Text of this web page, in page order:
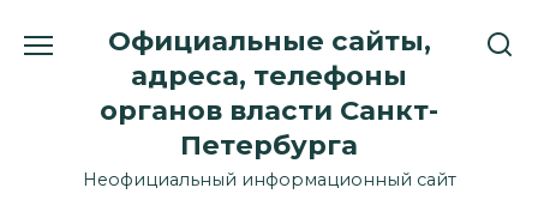
Официальные сайты,
адреса, телефоны
органов власти Санкт-
Петербурга
Неофициальный информационный сайт